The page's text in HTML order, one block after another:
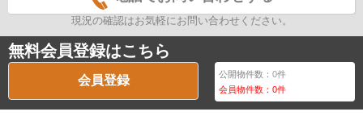
現況の確認はお気軽にお問い合わせください。
無料会員登録はこちら
会員登録 公開物件数：0件
会員物件数：0件